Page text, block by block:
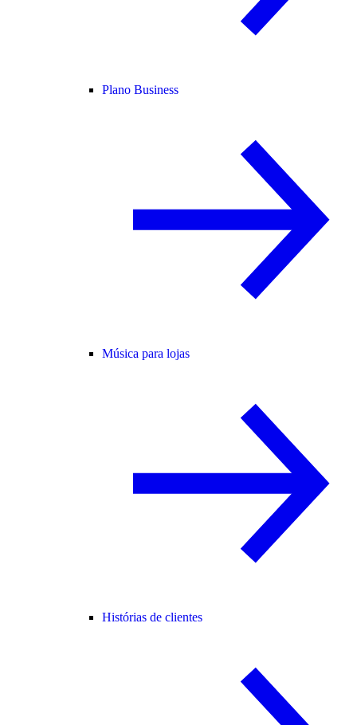
Plano Business
Música para lojas
Histórias de clientes